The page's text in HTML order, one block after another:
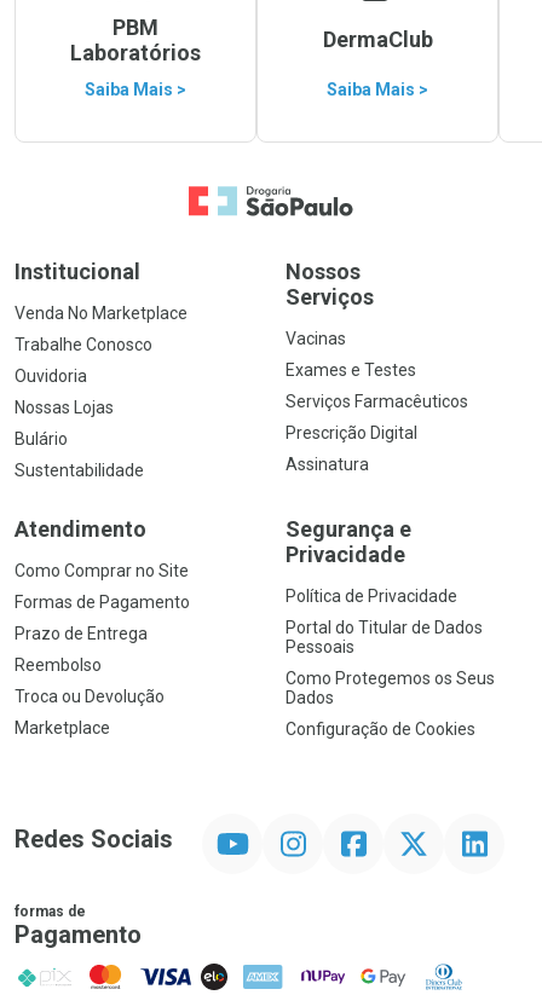
PBM
Laboratórios
Saiba Mais >
DermaClub
Saiba Mais >
Ir para a Home
Institucional
Venda No Marketplace
Trabalhe Conosco
Ouvidoria
Nossas Lojas
Bulário
Sustentabilidade
Nossos
Serviços
Vacinas
Exames e Testes
Serviços Farmacêuticos
Prescrição Digital
Assinatura
Atendimento
Como Comprar no Site
Formas de Pagamento
Prazo de Entrega
Reembolso
Troca ou Devolução
Marketplace
Segurança e
Privacidade
Política de Privacidade
Portal do Titular de Dados
Pessoais
Como Protegemos os Seus
Dados
Configuração de Cookies
Redes Sociais InstagramFacebookTwitter Linkedin
formas de
Pagamento
PIX MasterCard
VISA ELO AMEX NuPay Google PayDiners Club